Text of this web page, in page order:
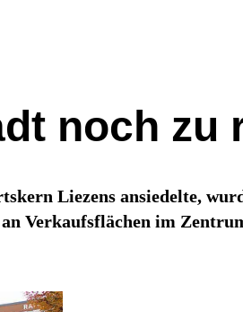
noch zu
Liezens ansiedelte,
Verkaufsflächen im